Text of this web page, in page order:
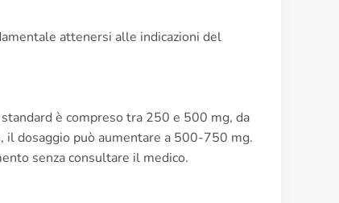
attenersi alle indicazioni del
è compreso tra 250 e 500 mg, da
il dosaggio può aumentare a 500-750 mg.
senza consultare il medico.